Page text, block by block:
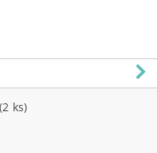
(2 ks)